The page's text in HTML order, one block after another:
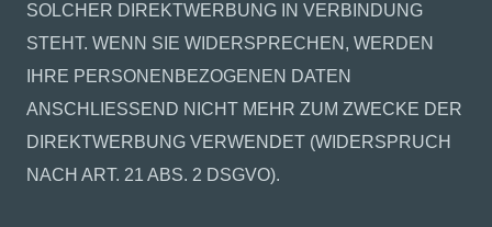
SOLCHER DIREKTWERBUNG IN VERBINDUNG
STEHT. WENN SIE WIDERSPRECHEN, WERDEN
IHRE PERSONENBEZOGENEN DATEN
ANSCHLIESSEND NICHT MEHR ZUM ZWECKE DER
DIREKTWERBUNG VERWENDET (WIDERSPRUCH
NACH ART. 21 ABS. 2 DSGVO).